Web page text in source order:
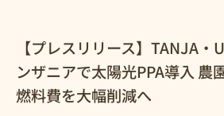
【プレスリリース】TANJA・
ンザニアで太陽光PPA導入 農
燃料費を大幅削減へ